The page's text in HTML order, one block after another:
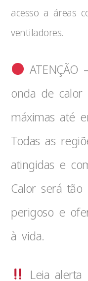
acesso a áreas
ventiladores.
ATENÇÃO
onda de calor
máximas até
Todas as
atingidas e
Calor será
perigoso e
à vida.
Leia alerta